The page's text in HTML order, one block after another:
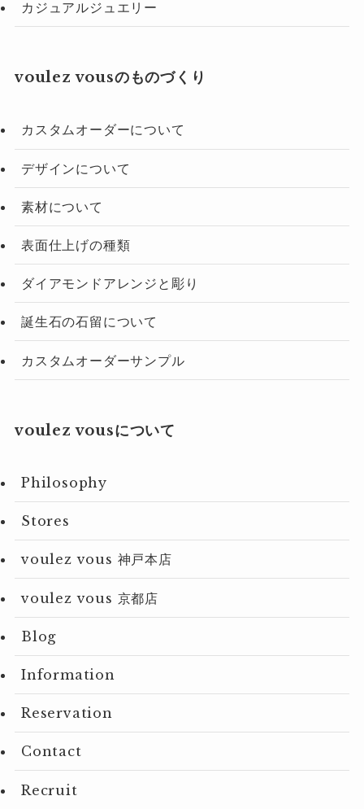
カジュアルジュエリー
voulez vousのものづくり
カスタムオーダーについて
デザインについて
素材について
表面仕上げの種類
ダイアモンドアレンジと彫り
誕生石の石留について
カスタムオーダーサンプル
voulez vousについて
Philosophy
Stores
voulez vous 神戸本店
voulez vous 京都店
Blog
Information
Reservation
Contact
Recruit